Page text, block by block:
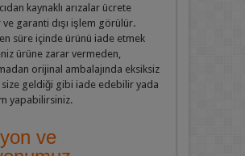
kaynaklı arızalar ücrete
garanti dışı işlem görülür.
süre içinde ürünü iade etmek
ürüne zarar vermeden,
orijinal ambalajında eksiksiz
geldiği gibi iade edebilir yada
yapabilirsiniz.
ve